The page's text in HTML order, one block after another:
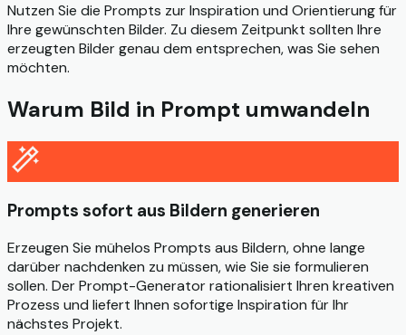
Nutzen Sie die Prompts zur Inspiration und Orientierung für
Ihre gewünschten Bilder. Zu diesem Zeitpunkt sollten Ihre
erzeugten Bilder genau dem entsprechen, was Sie sehen
möchten.
Warum Bild in Prompt umwandeln
Prompts sofort aus Bildern generieren
Erzeugen Sie mühelos Prompts aus Bildern, ohne lange
darüber nachdenken zu müssen, wie Sie sie formulieren
sollen. Der Prompt-Generator rationalisiert Ihren kreativen
Prozess und liefert Ihnen sofortige Inspiration für Ihr
nächstes Projekt.